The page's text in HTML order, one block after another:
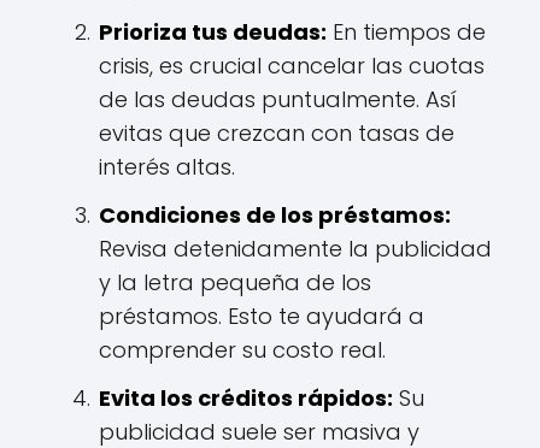
Prioriza tus deudas: En tiempos de
crisis, es crucial cancelar las cuotas
de las deudas puntualmente. Así
evitas que crezcan con tasas de
interés altas.
Condiciones de los préstamos:
Revisa detenidamente la publicidad
y la letra pequeña de los
préstamos. Esto te ayudará a
comprender su costo real.
Evita los créditos rápidos: Su
publicidad suele ser masiva y